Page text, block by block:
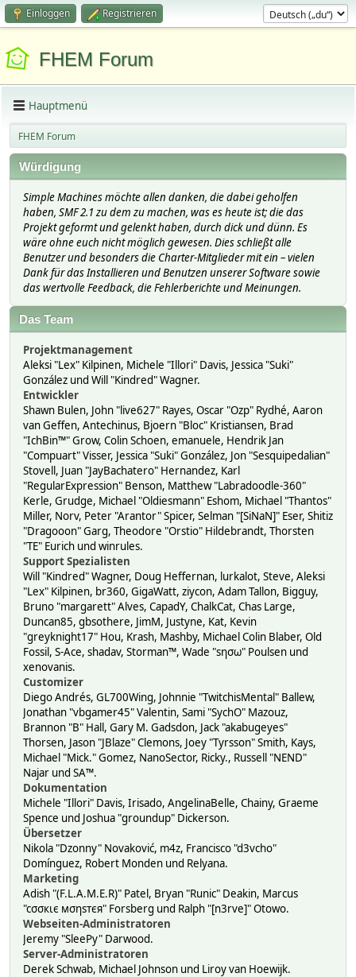
Einloggen Registrieren
FHEM Forum
Hauptmenü
FHEM Forum
Würdigung
Simple Machines möchte allen danken, die dabei geholfen
haben, SMF 2.1 zu dem zu machen, was es heute ist; die das
Projekt geformt und gelenkt haben, durch dick und dünn. Es
wäre ohne euch nicht möglich gewesen. Dies schließt alle
Benutzer und besonders die Charter-Mitglieder mit ein – vielen
Dank für das Installieren und Benutzen unserer Software sowie
das wertvolle Feedback, die Fehlerberichte und Meinungen.
Das Team
Projektmanagement
Aleksi "Lex" Kilpinen, Michele "Illori" Davis, Jessica "Suki"
González und Will "Kindred" Wagner.
Entwickler
Shawn Bulen, John "live627" Rayes, Oscar "Ozp" Rydhé, Aaron
van Geffen, Antechinus, Bjoern "Bloc" Kristiansen, Brad
"IchBin™" Grow, Colin Schoen, emanuele, Hendrik Jan
"Compuart" Visser, Jessica "Suki" González, Jon "Sesquipedalian"
Stovell, Juan "JayBachatero" Hernandez, Karl
"RegularExpression" Benson, Matthew "Labradoodle-360"
Kerle, Grudge, Michael "Oldiesmann" Eshom, Michael "Thantos"
Miller, Norv, Peter "Arantor" Spicer, Selman "[SiNaN]" Eser, Shitiz
"Dragooon" Garg, Theodore "Orstio" Hildebrandt, Thorsten
"TE" Eurich und winrules.
Support Spezialisten
Will "Kindred" Wagner, Doug Heffernan, lurkalot, Steve, Aleksi
"Lex" Kilpinen, br360, GigaWatt, ziycon, Adam Tallon, Bigguy,
Bruno "margarett" Alves, CapadY, ChalkCat, Chas Large,
Duncan85, gbsothere, JimM, Justyne, Kat, Kevin
"greyknight17" Hou, Krash, Mashby, Michael Colin Blaber, Old
Fossil, S-Ace, shadav, Storman™, Wade "sησω" Poulsen und
xenovanis.
Customizer
Diego Andrés, GL700Wing, Johnnie "TwitchisMental" Ballew,
Jonathan "vbgamer45" Valentin, Sami "SychO" Mazouz,
Brannon "B" Hall, Gary M. Gadsdon, Jack "akabugeyes"
Thorsen, Jason "JBlaze" Clemons, Joey "Tyrsson" Smith, Kays,
Michael "Mick." Gomez, NanoSector, Ricky., Russell "NEND"
Najar und SA™.
Dokumentation
Michele "Illori" Davis, Irisado, AngelinaBelle, Chainy, Graeme
Spence und Joshua "groundup" Dickerson.
Übersetzer
Nikola "Dzonny" Novaković, m4z, Francisco "d3vcho"
Domínguez, Robert Monden und Relyana.
Marketing
Adish "(F.L.A.M.E.R)" Patel, Bryan "Runic" Deakin, Marcus
"cσσкιє мσηѕтєя" Forsberg und Ralph "[n3rve]" Otowo.
Webseiten-Administratoren
Jeremy "SleePy" Darwood.
Server-Administratoren
Derek Schwab, Michael Johnson und Liroy van Hoewijk.